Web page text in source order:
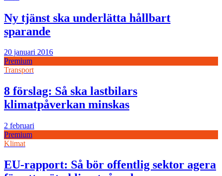
Ny tjänst ska underlätta hållbart
sparande
20 januari 2016
Premium
Transport
8 förslag: Så ska lastbilars
klimatpåverkan minskas
2 februari
Premium
Klimat
EU-rapport: Så bör offentlig sektor agera